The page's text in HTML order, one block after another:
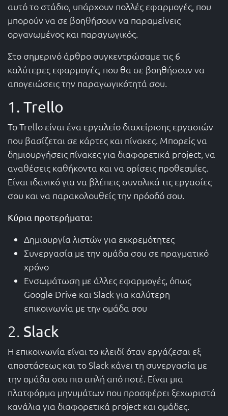
αυτό το στάδιο, υπάρχουν πολλές εφαρμογές, που
μπορούν να σε βοηθήσουν να παραμείνεις
οργανωμένος και παραγωγικός.
Στο σημερινό άρθρο συγκεντρώσαμε τις 6
καλύτερες εφαρμογές, που θα σε βοηθήσουν να
απογειώσεις την παραγωγικότητά σου.
1. Trello
Το Trello είναι ένα εργαλείο διαχείρισης εργασιών
που βασίζεται σε κάρτες και πίνακες. Μπορείς να
δημιουργήσεις πίνακες για διαφορετικά project, να
αναθέσεις καθήκοντα και να ορίσεις προθεσμίες.
Είναι ιδανικό για να βλέπεις συνολικά τις εργασίες
σου και να παρακολουθείς την πρόοδό σου.
Κύρια προτερήματα:
Δημιουργία λιστών για εκκρεμότητες
Συνεργασία με την ομάδα σου σε πραγματικό
χρόνο
Ενσωμάτωση με άλλες εφαρμογές, όπως
Google Drive και Slack για καλύτερη
επικοινωνία με την ομάδα σου
2. Slack
Η επικοινωνία είναι το κλειδί όταν εργάζεσαι εξ
αποστάσεως και το Slack κάνει τη συνεργασία με
την ομάδα σου πιο απλή από ποτέ. Είναι μια
πλατφόρμα μηνυμάτων που προσφέρει ξεχωριστά
κανάλια για διαφορετικά project και ομάδες.